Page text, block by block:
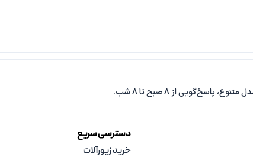
دسترسی سریع
خرید زیورآلات